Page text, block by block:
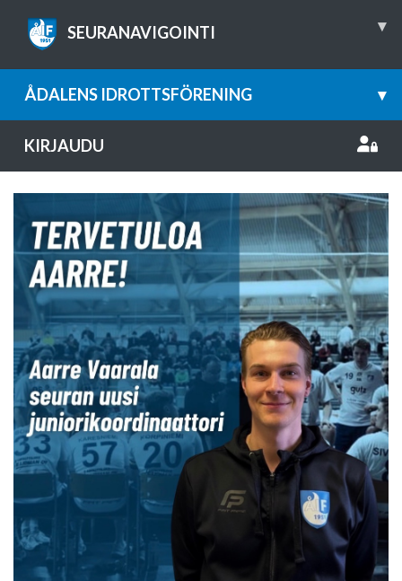
SEURANAVIGOINTI ▾
ÅDALENS IDROTTSFÖRENING ▾
KIRJAUDU